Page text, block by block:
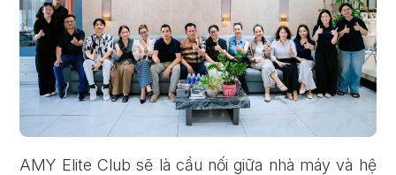
AMY Elite Club sẽ là cầu nối giữa nhà máy và hệ